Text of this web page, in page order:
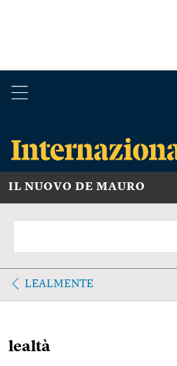
IL NUOVO DE MAURO
LEALMENTE
lealtà